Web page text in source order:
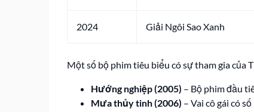
2024 Giải Ngôi Sao Xanh
Một số bộ phim tiêu biểu có sự tham gia của
Hướng nghiệp (2005) – Bộ phim đầu
Mưa thủy tinh (2006) – Vai cô gái có